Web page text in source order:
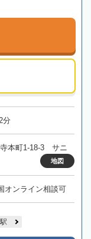
分
寺本町1-18-3 サニ
地図
オンライン相談可